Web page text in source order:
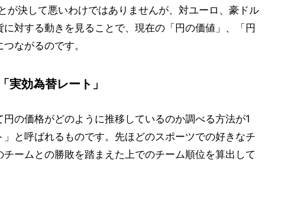
が決して悪いわけではありませんが、対ユーロ、豪ドル
対する動きを見ることで、現在の「円の価値」、「円
ながるのです。
実効為替レート」
の価格がどのように推移しているのか調べる方法が1
と呼ばれるものです。先ほどのスポーツでの好きなチ
ームとの勝敗を踏まえた上でのチーム順位を算出して